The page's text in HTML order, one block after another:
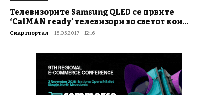
Телевизорите Samsung QLED се првите
‘CalMAN ready’ телевизори во светот кои...
Смартпортал - 18.05.2017 - 12:16